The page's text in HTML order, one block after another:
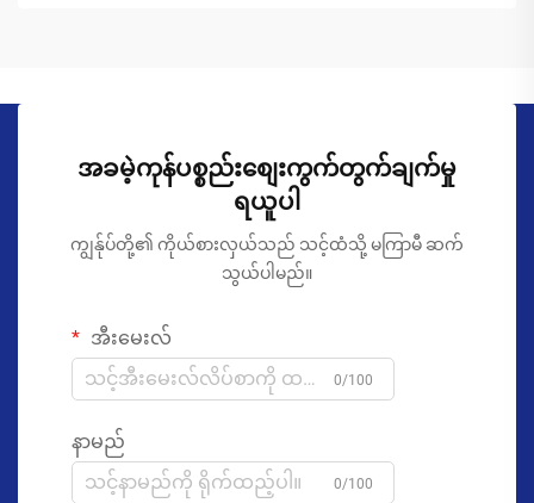
အခမဲ့ကုန်ပစ္စည်းစျေးကွက်တွက်ချက်မှု
ရယူပါ
ကျွန်ုပ်တို့၏ ကိုယ်စားလှယ်သည် သင့်ထံသို့ မကြာမီ ဆက်
သွယ်ပါမည်။
အီးမေးလ်
0/100
နာမည်
0/100